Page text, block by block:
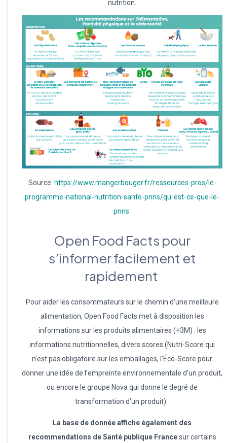
nutrition.
Source: https://www.mangerbouger.fr/ressources-pros/le-
programme-national-nutrition-sante-pnns/qu-est-ce-que-le-
pnns
Open Food Facts pour
s’informer facilement et
rapidement
Pour aider les consommateurs sur le chemin d’une meilleure
alimentation, Open Food Facts met à disposition les
informations sur les produits alimentaires (+3M) : les
informations nutritionnelles, divers scores (Nutri-Score qui
n’est pas obligatoire sur les emballages, l’Éco-Score pour
donner une idée de l’empreinte environnementale d’un produit,
ou encore le groupe Nova qui donne le degré de
transformation d’un produit).
La base de donnée affiche également des
recommendations de Santé publique Francesur certains